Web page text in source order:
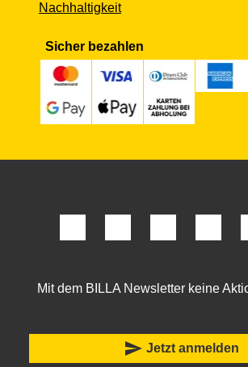
Nachhaltigkeit
Sicher bezahlen
Mit dem BILLA Newsletter keine
send Jetzt anmelden